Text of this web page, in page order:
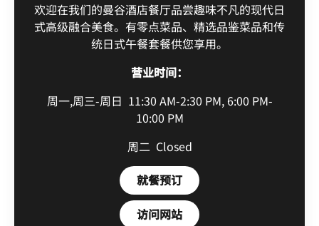
欢迎在我们的曼谷酒店餐厅品尝趣味不凡的现代日
式高级融合美食。有零点菜品、精选品鉴菜品和传
统日式午餐套餐供您享用。
营业时间：
周一,周三-周日 11:30 AM-2:30 PM, 6:00 PM-
10:00 PM
周二 Closed
就餐预订Open in New Tab
访问网站Open in New Tab